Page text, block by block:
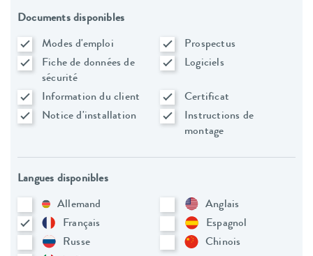
Documents disponibles
Modes d'emploi
Prospectus
Fiche de données de
sécurité
Logiciels
Information du client
Certificat
Notice d'installation
Instructions de
montage
Langues disponibles
Allemand
Anglais
Français
Espagnol
Russe
Chinois